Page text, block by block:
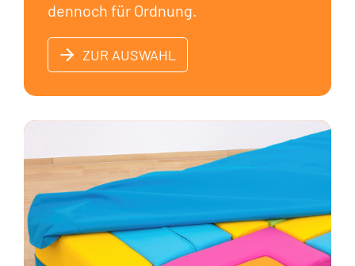
dennoch für Ordnung.
ZUR AUSWAHL